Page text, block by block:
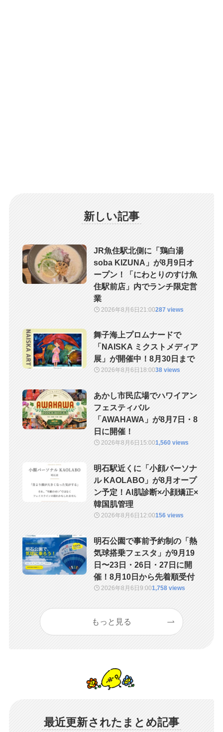
新しい記事
JR魚住駅北側に「鶏白湯
soba KIZUNA」が8月9日オ
ープン！「にわとりのすけ魚
住駅前店」内でランチ限定営
業
2026年8月6日 21:00287 views
舞子海上プロムナードで
「NAISKA ミクストメディア
展」が開催中！8月30日まで
2026年8月6日 18:0038 views
あかし市民広場でハワイアン
フェスティバル
「AWAHAWA」が8月7日・8
日に開催！
2026年8月6日 15:001,560 views
明石駅近くに「小顔パーソナ
ル KAOLABO」が8月オープ
ン予定！AI肌診断×小顔矯正×
韓国肌管理
2026年8月6日 12:00156 views
明石公園で事前予約制の「熱
気球搭乗フェスタ」が9月19
日〜23日・26日・27日に開
催！8月10日から先着順受付
2026年8月6日9:001,758 views
もっと見る
最近更新されたまとめ記事